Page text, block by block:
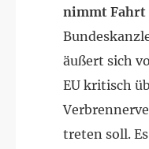
nimmt Fahrt
äußert sich
EU kritisch
treten soll.